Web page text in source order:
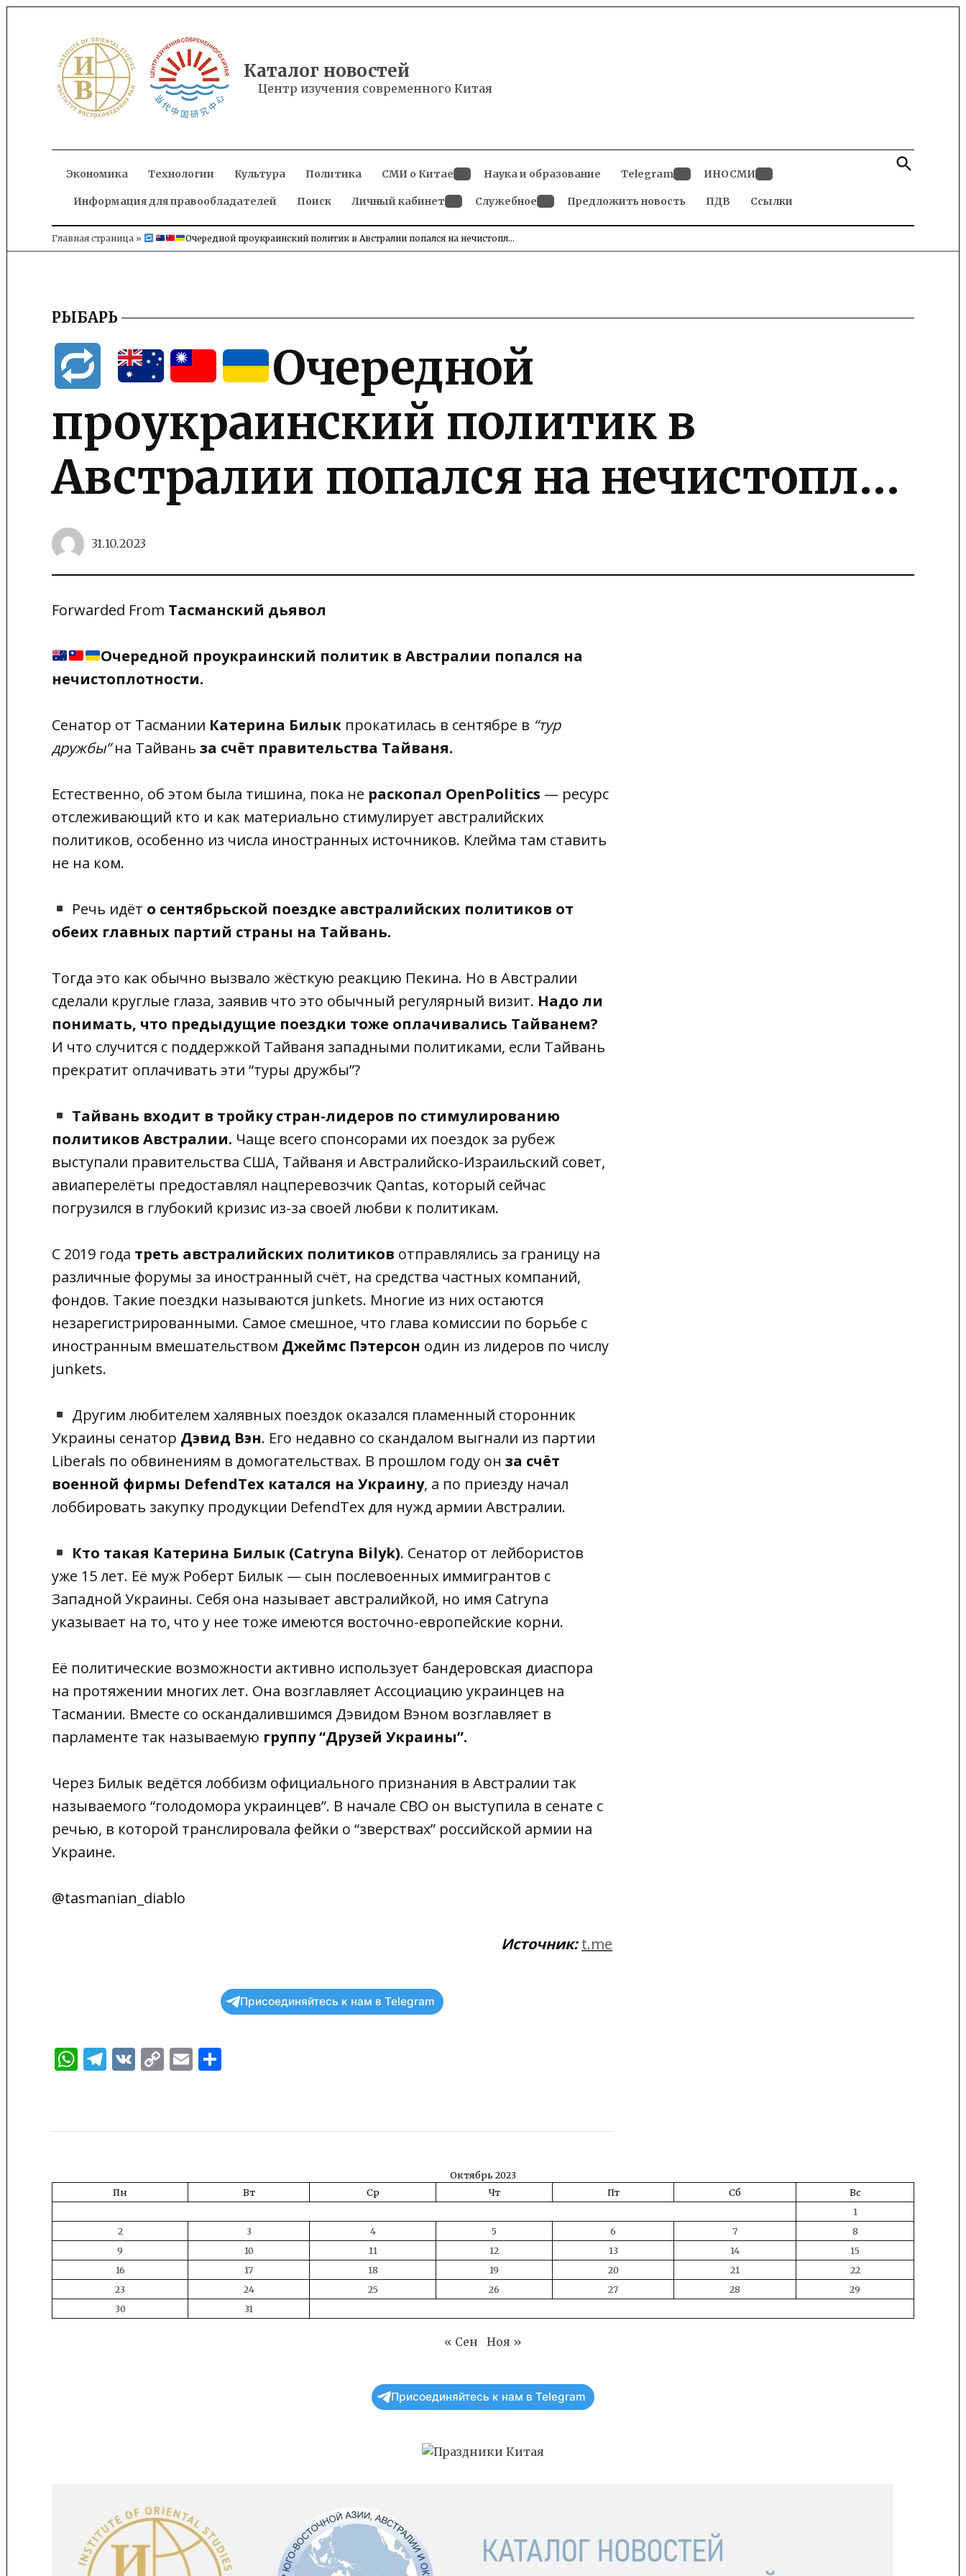
content
Каталог новостей
Центр изучения современного Китая
Экономика Технологии Культура Политика СМИ о Китае
dropdown
menu
Наука и образование Telegram
dropdown
ИНОСМИ
dropdown
Информация для правообладателей Поиск Личный кабинет
dropdown
menu
Служебное
dropdown
Предложить новость ПДВ Ссылки
Open
Search
Главная страница » Очередной проукраинский политик в Австралии попался на нечистопл…
POSTED
IN
РЫБАРЬ
Очередной
проукраинский политик в
Австралии попался на нечистопл…
31.10.2023
Forwarded From Тасманский дьявол
Очередной проукраинский политик в Австралии попался на
нечистоплотности.
Сенатор от Тасмании Катерина Билык прокатилась в сентябре в “тур
дружбы”на Тайвань за счёт правительства Тайваня.
Естественно, об этом была тишина, пока не раскопал OpenPolitics — ресурс
отслеживающий кто и как материально стимулирует австралийских
политиков, особенно из числа иностранных источников. Клейма там ставить
не на ком.
Речь идёт о сентябрьской поездке австралийских политиков от
обеих главных партий страны на Тайвань.
Тогда это как обычно вызвало жёсткую реакцию Пекина. Но в Австралии
сделали круглые глаза, заявив что это обычный регулярный визит. Надо ли
понимать, что предыдущие поездки тоже оплачивались Тайванем?
И что случится с поддержкой Тайваня западными политиками, если Тайвань
прекратит оплачивать эти “туры дружбы”?
Тайвань входит в тройку стран-лидеров по стимулированию
политиков Австралии. Чаще всего спонсорами их поездок за рубеж
выступали правительства США, Тайваня и Австралийско-Израильский совет,
авиаперелёты предоставлял нацперевозчик Qantas, который сейчас
погрузился в глубокий кризис из-за своей любви к политикам.
С 2019 года треть австралийских политиков отправлялись за границу на
различные форумы за иностранный счёт, на средства частных компаний,
фондов. Такие поездки называются junkets. Многие из них остаются
незарегистрированными. Самое смешное, что глава комиссии по борьбе с
иностранным вмешательством Джеймс Пэтерсон один из лидеров по числу
junkets.
Другим любителем халявных поездок оказался пламенный сторонник
Украины сенатор Дэвид Вэн. Его недавно со скандалом выгнали из партии
Liberals по обвинениям в домогательствах. В прошлом году он за счёт
военной фирмы DefendTex катался на Украину, а по приезду начал
лоббировать закупку продукции DefendTex для нужд армии Австралии.
Кто такая Катерина Билык (Сatryna Bilyk). Сенатор от лейбористов
уже 15 лет. Её муж Роберт Билык — сын послевоенных иммигрантов с
Западной Украины. Себя она называет австралийкой, но имя Сatryna
указывает на то, что у нее тоже имеются восточно-европейские корни.
Её политические возможности активно использует бандеровская диаспора
на протяжении многих лет. Она возглавляет Ассоциацию украинцев на
Тасмании. Вместе со оскандалившимся Дэвидом Вэном возглавляет в
парламенте так называемую группу “Друзей Украины”.
Через Билык ведётся лоббизм официального признания в Австралии так
называемого “голодомора украинцев”. В начале СВО он выступила в сенате с
речью, в которой транслировала фейки о “зверствах” российской армии на
Украине.
@tasmanian_diablo
Источник: t.me
Присоединяйтесь к нам в Telegram
WhatsApp
Telegram
VK CopyEmail
Октябрь 2023
Пн
Вт Ср Чт Пт Сб
Вс
1
2
3 4 5 6 7
8
9
10 11 12 13 14
15
16
17 18 19 20 21
22
23
24 25 26 27 28
29
30
31
« Сен Ноя »
Присоединяйтесь к нам в Telegram